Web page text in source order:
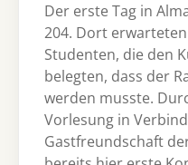
Der erste Tag in
204. Dort
Studenten, die den
belegten, dass der
werden musste.
Vorlesung in
Gastfreundschaft